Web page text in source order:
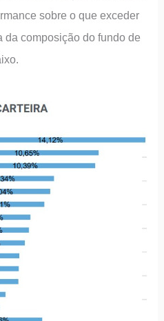
sobre o que exceder
da composição do fundo de